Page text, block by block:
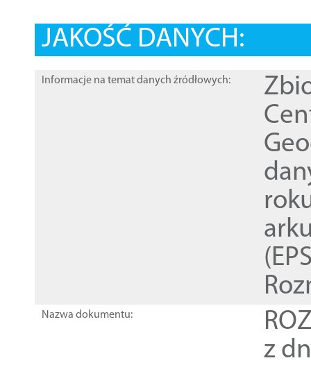
JAKOŚĆ DANYCH:
Informacje na temat danych źródłowych:
Nazwa dokumentu:
z